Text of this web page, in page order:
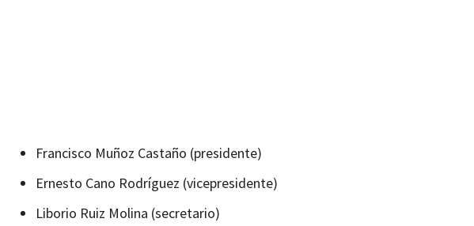
Francisco Muñoz Castaño (presidente)
Ernesto Cano Rodríguez (vicepresidente)
Liborio Ruiz Molina (secretario)